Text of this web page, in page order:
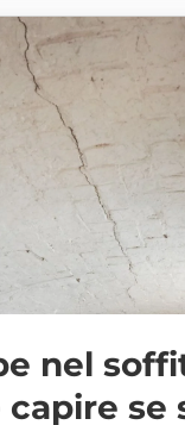
nel
capire se